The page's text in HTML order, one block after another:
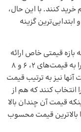
کنند. با این حال،
ابتدایی‌ترین گزینه
بازه قیمتی خاص ارائه
کنید. برای مثال فرض کنید که شما محصولی را به قیمت‌های 2، 6 و 8
آنها نیز به ترتیب قیمت
انتخاب کنند که هم از
قیمت آن چندان بالا
بالاترین قیمت محسوب